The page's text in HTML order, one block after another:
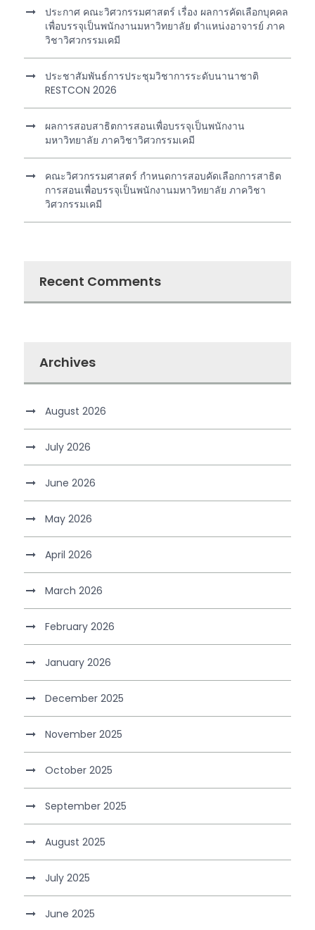
ประกาศ คณะวิศวกรรมศาสตร์ เรื่อง ผลการคัดเลือกบุคคล
เพื่อบรรจุเป็นพนักงานมหาวิทยาลัย ตำแหน่งอาจารย์ ภาค
วิชาวิศวกรรมเคมี
ประชาสัมพันธ์การประชุมวิชาการระดับนานาชาติ
RESTCON 2026
ผลการสอบสาธิตการสอนเพื่อบรรจุเป็นพนักงาน
มหาวิทยาลัย ภาควิชาวิศวกรรมเคมี
คณะวิศวกรรมศาสตร์ กำหนดการสอบคัดเลือกการสาธิต
การสอนเพื่อบรรจุเป็นพนักงานมหาวิทยาลัย ภาควิชา
วิศวกรรมเคมี
Recent Comments
Archives
August 2026
July 2026
June 2026
May 2026
April 2026
March 2026
February 2026
January 2026
December 2025
November 2025
October 2025
September 2025
August 2025
July 2025
June 2025